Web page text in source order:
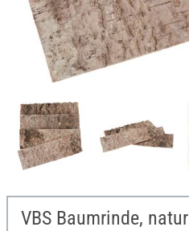
VBS Baumrinde, natur